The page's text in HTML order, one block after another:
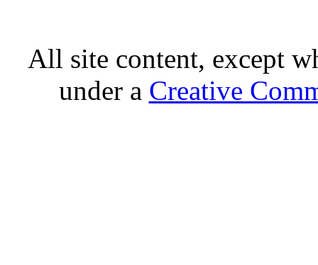
All site content, except
under a Creative